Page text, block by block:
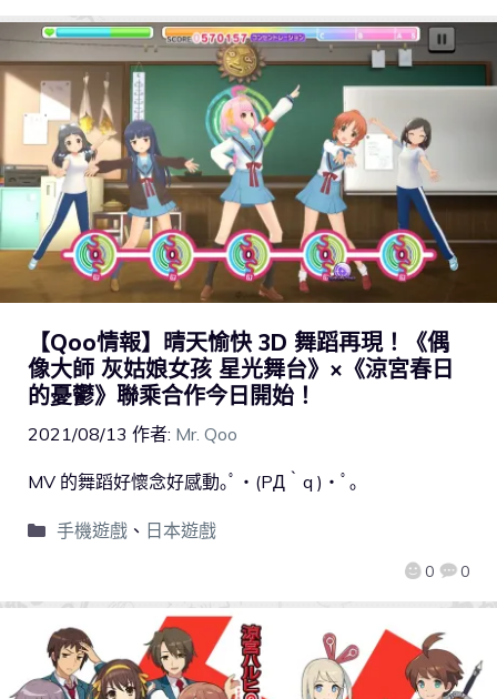
【Qoo情報】晴天愉快 3D 舞蹈再現！《偶
像大師 灰姑娘女孩 星光舞台》×《涼宮春日
的憂鬱》聯乘合作今日開始！
2021/08/13 作者: Mr. Qoo
0 0
MV 的舞蹈好懷念好感動｡ﾟ・(PД｀q )・ﾟ｡
手機遊戲、 日本遊戲